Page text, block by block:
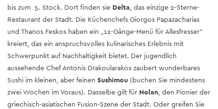
bis zum 5. Stock. Dort finden sie Delta, das einzige 2-Sterne-
Restaurant der Stadt. Die Küchenchefs Giorgos Papazacharias
und Thanos Feskos haben ein „12-Gänge-Menü für Allesfresser“
kreiert, das ein anspruchsvolles kulinarisches Erlebnis mit
Schwerpunkt auf Nachhaltigkeit bietet. Der jugendlich
aussehende Chef Antonis Drakoularakos zaubert wunderbares
Sushi im kleinen, aber feinen Sushimou (buchen Sie mindestens
zwei Wochen im Voraus). Dasselbe gilt für Nolan, den Pionier der
griechisch-asiatischen Fusion-Szene der Stadt. Oder greifen Sie